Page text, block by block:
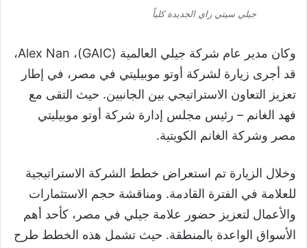
جيلي سيتي راي الجديدة كلياً
وكان مدير عام شركة جيلي العالمية (GAIC)، Alex Nan،
قد أجرى زيارة لشركة أوتو موبيليتي في مصر، في إطار
تعزيز التعاون الاستراتيجي بين الجانبين. حيث التقى مع
فهد الغانم – رئيس مجلس إدارة شركة أوتو موبيليتي
مصر وشركة الغانم الكويتية.
وخلال الزيارة تم استعراض خطط الشركة الاستراتيجية
للعلامة في الفترة القادمة. ومناقشة حجم الاستثمارات
والأعمال لتعزيز حضور علامة جيلي في مصر، كأحد أهم
الأسواق الواعدة بالمنطقة. حيث تشمل هذه الخطط طرح